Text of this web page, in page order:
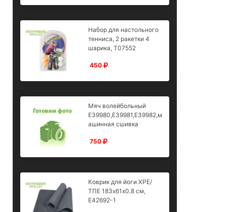
Набор для настольного
тенниса, 2 ракетки 4
шарика, T07552
450
Мяч волейбольный
E39980,E39981,E39982,м
ашинная сшивка
750
Коврик для йоги XPE/
ТПЕ 183х61х0.8 см,
E42692-1